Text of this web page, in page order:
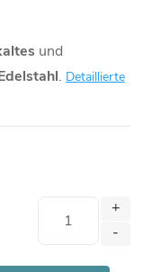
und
. Detaillierte